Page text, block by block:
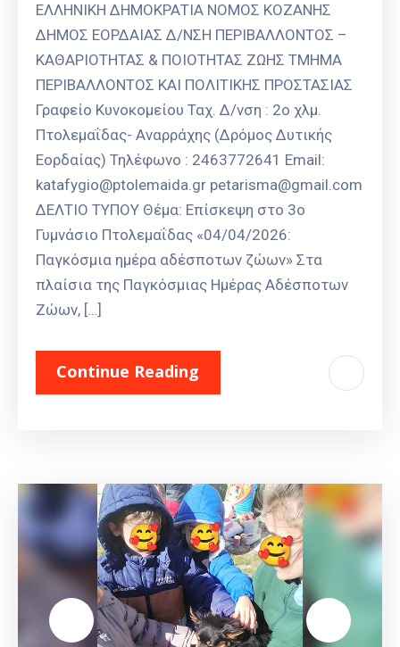
ΕΛΛΗΝΙΚΗ ΔΗΜΟΚΡΑΤΙΑ ΝΟΜΟΣ ΚΟΖΑΝΗΣ
ΔΗΜΟΣ ΕΟΡΔΑΙΑΣ Δ/ΝΣΗ ΠΕΡΙΒΑΛΛΟΝΤΟΣ –
ΚΑΘΑΡΙΟΤΗΤΑΣ & ΠΟΙΟΤΗΤΑΣ ΖΩΗΣ ΤΜΗΜΑ
ΠΕΡΙΒΑΛΛΟΝΤΟΣ ΚΑΙ ΠΟΛΙΤΙΚΗΣ ΠΡΟΣΤΑΣΙΑΣ
Γραφείο Κυνοκομείου Ταχ. Δ/νση : 2ο χλμ.
Πτολεμαΐδας- Αναρράχης (Δρόμος Δυτικής
Εορδαίας) Τηλέφωνο : 2463772641 Email:
katafygio@ptolemaida.gr petarisma@gmail.com
ΔΕΛΤΙΟ ΤΥΠΟΥ Θέμα: Επίσκεψη στο 3ο
Γυμνάσιο Πτολεμαΐδας «04/04/2026:
Παγκόσμια ημέρα αδέσποτων ζώων» Στα
πλαίσια της Παγκόσμιας Ημέρας Αδέσποτων
Ζώων, […]
Continue Reading